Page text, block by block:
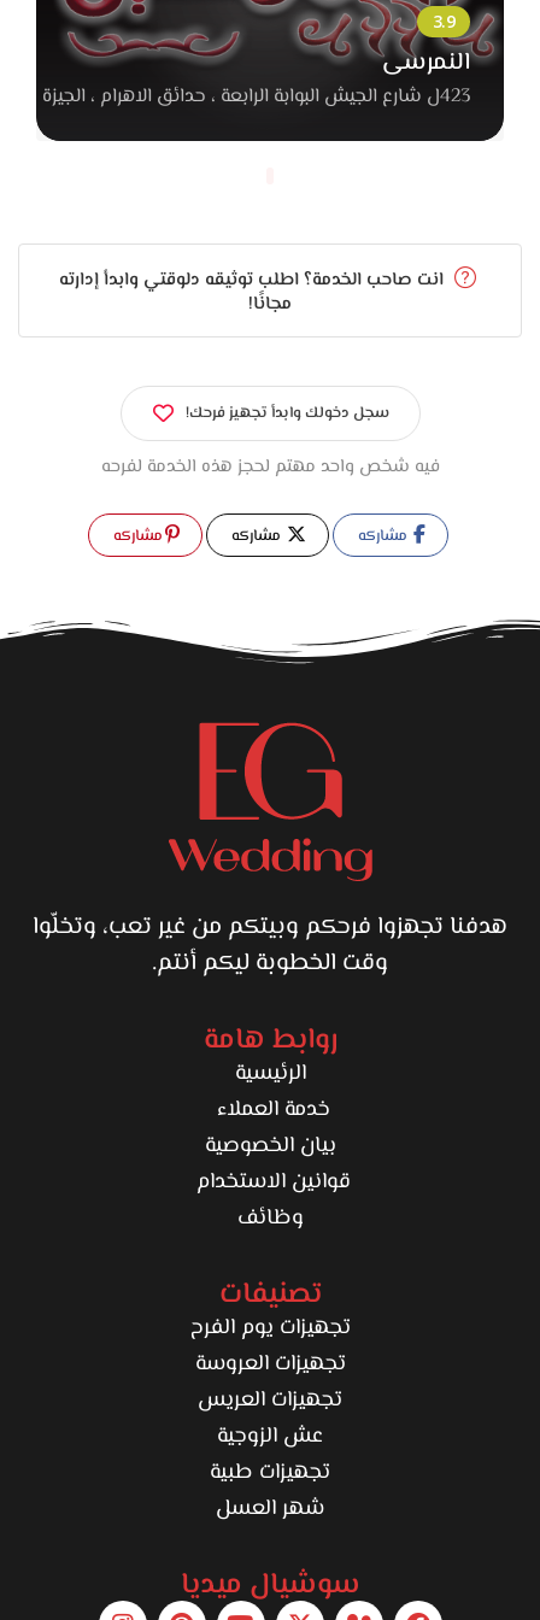
النمرسى
423ل شارع الجيش البوابة الرابعة ، حدائق الاهرام ، الجيزة
انت صاحب الخدمة؟ اطلب توثيقه دلوقتي وابدأ إدارته
مجانًا!
سجل دخولك وابدأ تجهيز فرحك!
فيه شخص واحد مهتم لحجز هذه الخدمة لفرحه
مشاركه مشاركه مشاركه
هدفنا تجهزوا فرحكم وبيتكم من غير تعب، وتخلّوا
وقت الخطوبة ليكم أنتم.
روابط هامة
الرئيسية
خدمة العملاء
بيان الخصوصية
قوانين الاستخدام
وظائف
تصنيفات
تجهيزات يوم الفرح
تجهيزات العروسة
تجهيزات العريس
عش الزوجية
تجهيزات طبية
شهر العسل
سوشيال ميديا